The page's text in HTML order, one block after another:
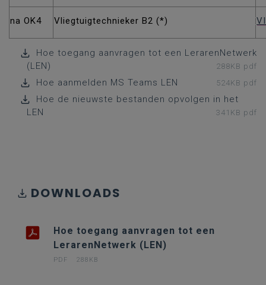
na OK4 Vliegtuigtechnieker B2 (*)
Hoe toegang aanvragen tot een LerarenNetwerk
(LEN)
288KB pdf
Hoe aanmelden MS Teams LEN 524KB pdf
Hoe de nieuwste bestanden opvolgen in het
LEN
341KB pdf
DOWNLOADS
Hoe toegang aanvragen tot een
LerarenNetwerk (LEN)
PDF 288KB